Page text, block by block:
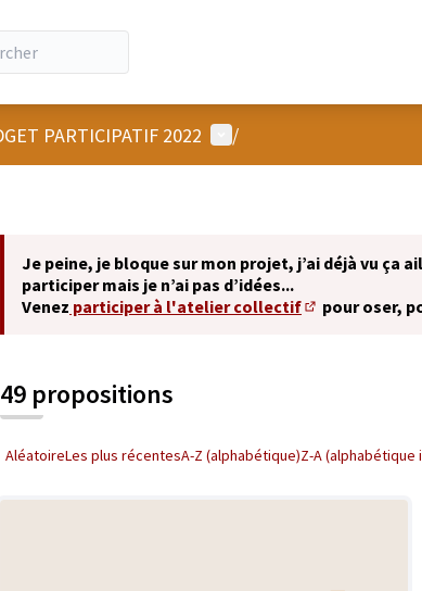
PARTICIPATIF 2022 Menu utilisateur
/
Je peine, je bloque sur mon projet, j’ai déjà vu ça
participer mais je n’ai pas d’idées...
Venez participer à l'atelier collectif
(S'ouvre dans
pour oser,
49 propositions
AléatoireLes plus récentesA-Z (alphabétique)Z-A (alphabétique